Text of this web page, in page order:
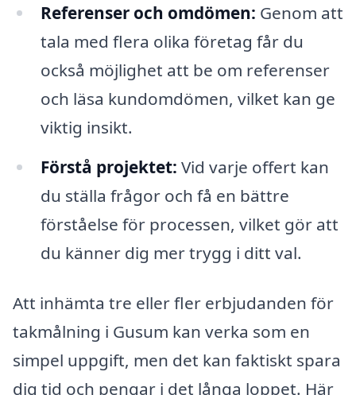
Referenser och omdömen: Genom att
tala med flera olika företag får du
också möjlighet att be om referenser
och läsa kundomdömen, vilket kan ge
viktig insikt.
Förstå projektet: Vid varje offert kan
du ställa frågor och få en bättre
förståelse för processen, vilket gör att
du känner dig mer trygg i ditt val.
Att inhämta tre eller fler erbjudanden för
takmålning i Gusum kan verka som en
simpel uppgift, men det kan faktiskt spara
dig tid och pengar i det långa loppet. Här